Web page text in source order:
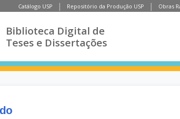
Catálogo USP Repositório da Produção USP Obras
Biblioteca Digital de
Teses e Dissertações